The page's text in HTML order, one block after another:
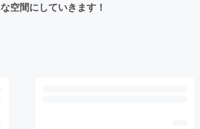
空間にしていきます！